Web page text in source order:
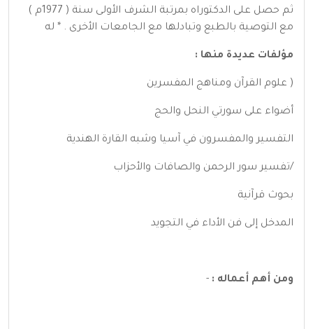
ثم حصل على الدكتوراه بمرتبة الشرف الأولى سنة ( 1977م )
مع التوصية بالطبع وتبادلها مع الجامعات الأخرى . * له
مؤلفات عديدة منها :
( علوم القرآن ومناهج المفسرين
أضواء على سورتي النحل والحج
التفسير والمفسرون في آسيا وشبه القارة الهندية
/تفسير سور الرحمن والصافات والأحزاب
بحوث قرآنية
المدخل إلى فن الأداء في التجويد
ومن أهم أعماله : -